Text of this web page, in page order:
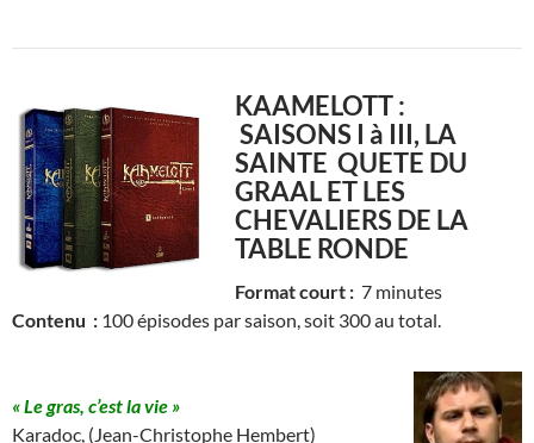
KAAMELOTT :
SAISONS I à III, LA
SAINTE QUETE DU
GRAAL ET LES
CHEVALIERS DE LA
TABLE RONDE
Format court : 7 minutes
Contenu : 100 épisodes par saison, soit 300 au total.
« Le gras, c’est la vie »
Karadoc, (Jean-Christophe Hembert)